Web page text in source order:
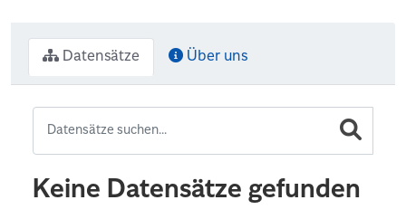
Datensätze Über uns
Keine Datensätze gefunden